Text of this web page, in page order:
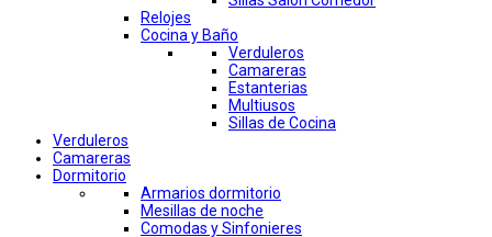
Relojes
Cocina y Baño
Verduleros
Camareras
Estanterias
Multiusos
Sillas de Cocina
Verduleros
Camareras
Dormitorio
Armarios dormitorio
Mesillas de noche
Comodas y Sinfonieres